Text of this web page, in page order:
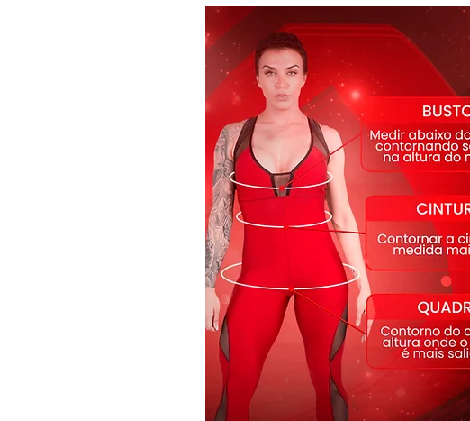
enquanto o tecido em cirre com
um charme especial à peça, mas também
necessário para seus movimentos.
Seja destemida, seja vibrante - este
peça de roupa fitness, é uma declaração
com elegância em cada exercício.
Nosso macaquinho é fabricado em tecido
perder a alta resolução da estampa e a
tempo. É aquele macacão que modela o
"luva". É a peça que destaca o melhor de
único para o seu dia.
Tecnologia:
Tem Proteção FPS 50 que
efeitos nocivos dos raios UVa e UVb,